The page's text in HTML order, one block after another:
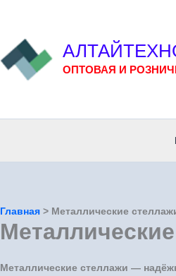
ОПТОВАЯ И
Главная Металлические
Металлические стеллажи —